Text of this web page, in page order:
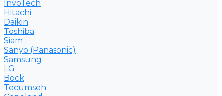
InvoTech
Hitachi
Daikin
Toshiba
Siam
Sanyo (Panasonic)
Samsung
LG
Bock
Tecumseh